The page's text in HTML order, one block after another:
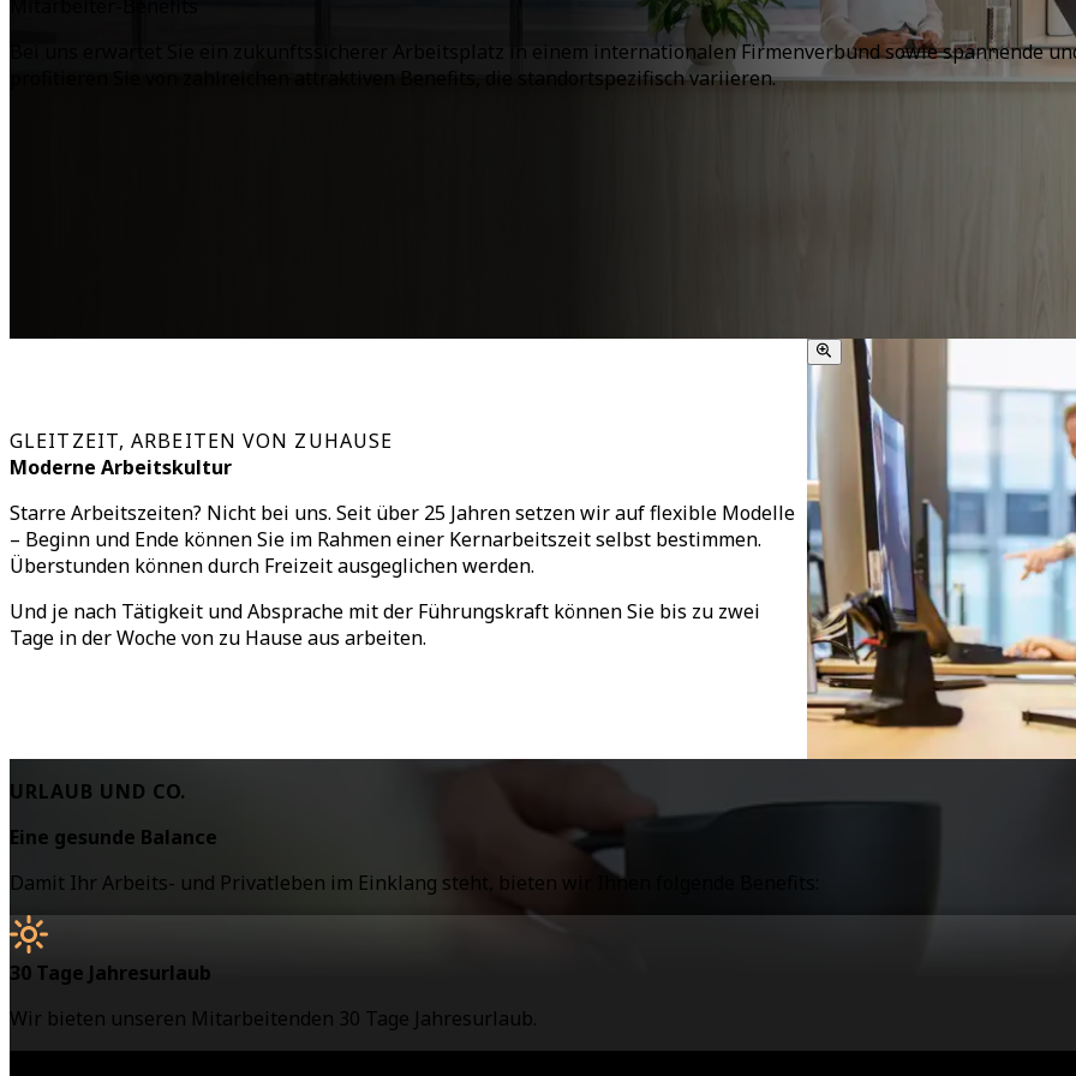
Bei uns erwartet Sie ein zukunftssicherer Arbeitsplatz in einem internationalen Firmenverbund sowie spannende
profitieren Sie von zahlreichen attraktiven Benefits, die standortspezifisch variieren.
GLEITZEIT, ARBEITEN VON ZUHAUSE
Moderne Arbeitskultur
Starre Arbeitszeiten? Nicht bei uns. Seit über 25 Jahren setzen wir auf flexible Modelle
– Beginn und Ende können Sie im Rahmen einer Kernarbeitszeit selbst bestimmen.
Überstunden können durch Freizeit ausgeglichen werden.
Und je nach Tätigkeit und Absprache mit der Führungskraft können Sie bis zu zwei
Tage in der Woche von zu Hause aus arbeiten.
URLAUB UND CO.
Eine gesunde Balance
Damit Ihr Arbeits- und Privatleben im Einklang steht, bieten wir Ihnen folgende Benefits:
30 Tage Jahresurlaub
Wir bieten unseren Mitarbeitenden 30 Tage Jahresurlaub.